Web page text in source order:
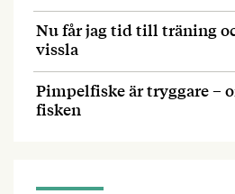
Nu får jag tid till träning
vissla
Pimpelfiske är tryggare –
fisken